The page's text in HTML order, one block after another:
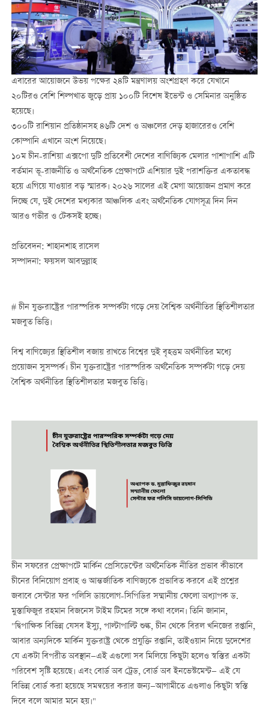
এবারের আয়োজনে উভয় পক্ষের ২৪টি মন্ত্রণালয় অংশগ্রহণ করে যেখানে
২০টিরও বেশি শিল্পখাত জুড়ে প্রায় ১০০টি বিশেষ ইভেন্ট ও সেমিনার অনুষ্ঠিত
হয়েছে।
৩০০টি রাশিয়ান প্রতিষ্ঠানসহ ৪৬টি দেশ ও অঞ্চলের দেড় হাজারেরও বেশি
কোম্পানি এখানে অংশ নিয়েছে।
১০ম চীন-রাশিয়া এক্সপো দুটি প্রতিবেশী দেশের বাণিজ্যিক মেলার পাশাপাশি এটি
বর্তমান ভূ-রাজনীতি ও অর্থনৈতিক প্রেক্ষাপটে এশিয়ার দুই পরাশক্তির একতাবদ্ধ
হয়ে এগিয়ে যাওয়ার বড় স্মারক। ২০২৬ সালের এই মেগা আয়োজন প্রমাণ করে
দিচ্ছে যে, দুই দেশের মধ্যকার আঞ্চলিক এবং অর্থনৈতিক যোগসূত্র দিন দিন
আরও গভীর ও টেকসই হচ্ছে।
প্রতিবেদন: শাহানশাহ রাসেল
সম্পাদনা: ফয়সল আবদুল্লাহ
# চীন যুক্তরাষ্ট্রের পারস্পরিক সম্পর্কটা গড়ে দেয় বৈশ্বিক অর্থনীতির স্থিতিশীলতার
মজবুত ভিত্তি।
বিশ্ব বাণিজ্যের স্থিতিশীল বজায় রাখতে বিশ্বের দুই বৃহত্তম অর্থনীতির মধ্যে
প্রয়োজন সুসম্পর্ক। চীন যুক্তরাষ্ট্রের পারস্পরিক অর্থনৈতিক সম্পর্কটা গড়ে দেয়
বৈশ্বিক অর্থনীতির স্থিতিশীলতার মজবুত ভিত্তি।
চীন সফরের প্রেক্ষাপটে মার্কিন প্রেসিডেন্টের অর্থনৈতিক নীতির প্রভাব কীভাবে
চীনের বিনিয়োগ প্রবাহ ও আন্তর্জাতিক বাণিজ্যকে প্রভাবিত করবে এই প্রশ্নের
জবাবে সেন্টার ফর পলিসি ডায়লোগ-সিপিডির সম্মানীয় ফেলো অধ্যাপক ড.
মুস্তাফিজুর রহমান বিজনেস টাইম টিমের সঙ্গে কথা বলেন। তিনি জানান,
"দ্বিপাক্ষিক বিভিন্ন যেসব ইস্যু, পাল্টাপাল্টি শুল্ক, চীন থেকে বিরল খনিজের রপ্তানি,
আবার অন্যদিকে মার্কিন যুক্তরাষ্ট্র থেকে প্রযুক্তি রপ্তানি, তাইওয়ান নিয়ে দুদেশের
যে একটা বিপরীত অবস্থান—এই এগুলো সব মিলিয়ে কিছুটা হলেও স্বস্তির একটা
পরিবেশ সৃষ্টি হয়েছে। এবং বোর্ড অব ট্রেড, বোর্ড অব ইনভেস্টমেন্ট— এই যে
বিভিন্ন বোর্ড করা হয়েছে সমন্বয়ের করার জন্য—আগামীতে এগুলাও কিছুটা স্বস্তি
দিবে বলে আমার মনে হয়।"